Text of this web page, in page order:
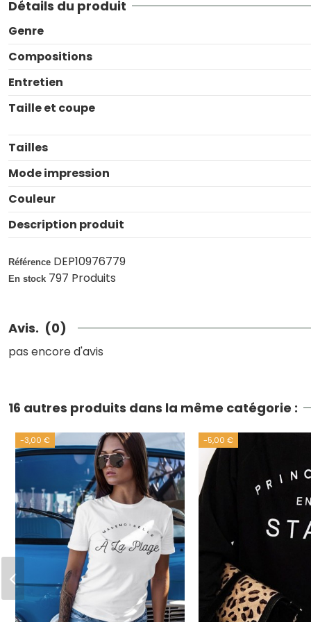
Détails du produit
Genre
Compositions
Entretien
Taille et coupe
Tailles
Mode impression
Couleur
Description produit
Référence DEP10976779
En stock 797 Produits
Avis. (0)
pas encore d'avis
16 autres produits dans la même catégorie :
-3,00 € -5,00 €